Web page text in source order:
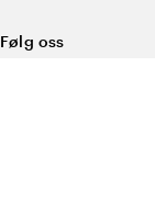
Følg oss